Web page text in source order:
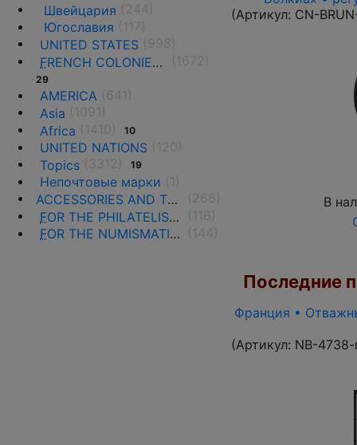
Швейцария
Югославия
UNITED STATES
FRENCH COLONIES AND THE TERRITORIES
29
AMERICA
Asia
Africa
10
UNITED NATIONS
Topics
19
Непочтовые марки
ACCESSORIES AND THE LITERATURE
FOR THE PHILATELISTS
FOR THE NUMISMATISTS
(Артикул: CN-
В
Последние
Франция •
(Артикул: NB-4738-